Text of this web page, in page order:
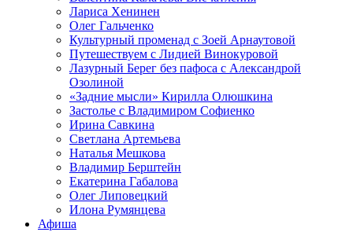
Лариса Хенинен
Олег Гальченко
Культурный променад с Зоей Арнаутовой
Путешествуем с Лидией Винокуровой
Лазурный Берег без пафоса с Александрой
Озолиной
«Задние мысли» Кирилла Олюшкина
Застолье с Владимиром Софиенко
Ирина Савкина
Светлана Артемьева
Наталья Мешкова
Владимир Берштейн
Екатерина Габалова
Олег Липовецкий
Илона Румянцева
Афиша